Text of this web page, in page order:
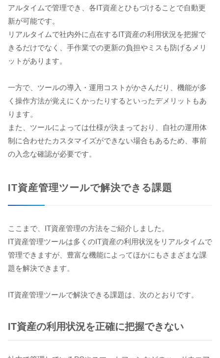
アルタイムで管理でき、各IT資産とひもづけることで自動更
新が可能です。
リアルタイムで社内外に点在するIT資産の利用状況を把握で
きるだけでなく、手作業での更新の負担やミスも防げるメリ
ットがあります。
一方で、ツールの導入・運用コストがかさんだり、機能が多
く操作方法が覚えにくかったりするといったデメリットもあ
ります。
また、ツールによっては仕様が決まっており、自社の運用体
制に合わせたカスタマイズができない場合もあるため、事前
の入念な確認が必要です。
IT資産管理ツールで解決できる課題
ここまで、IT資産管理の方法をご紹介しました。
IT資産管理ツールは多くのIT資産の利用状況をリアルタイムで
管理できますが、豊富な機能によってほかにもさまざまな課
題を解決できます。
IT資産管理ツールで解決できる課題は、次のとおりです。
IT資産の利用状況を正確に把握できない